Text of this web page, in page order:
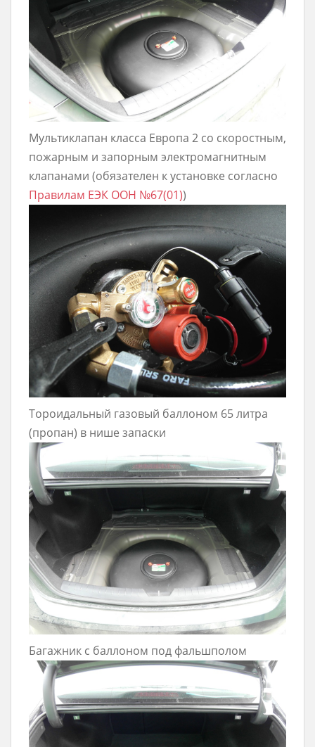
Мультиклапан класса Европа 2 со скоростным,
пожарным и запорным электромагнитным
клапанами (обязателен к установке согласно
Правилам ЕЭК ООН №67(01))
Тороидальный газовый баллоном 65 литра
(пропан) в нише запаски
Багажник с баллоном под фальшполом